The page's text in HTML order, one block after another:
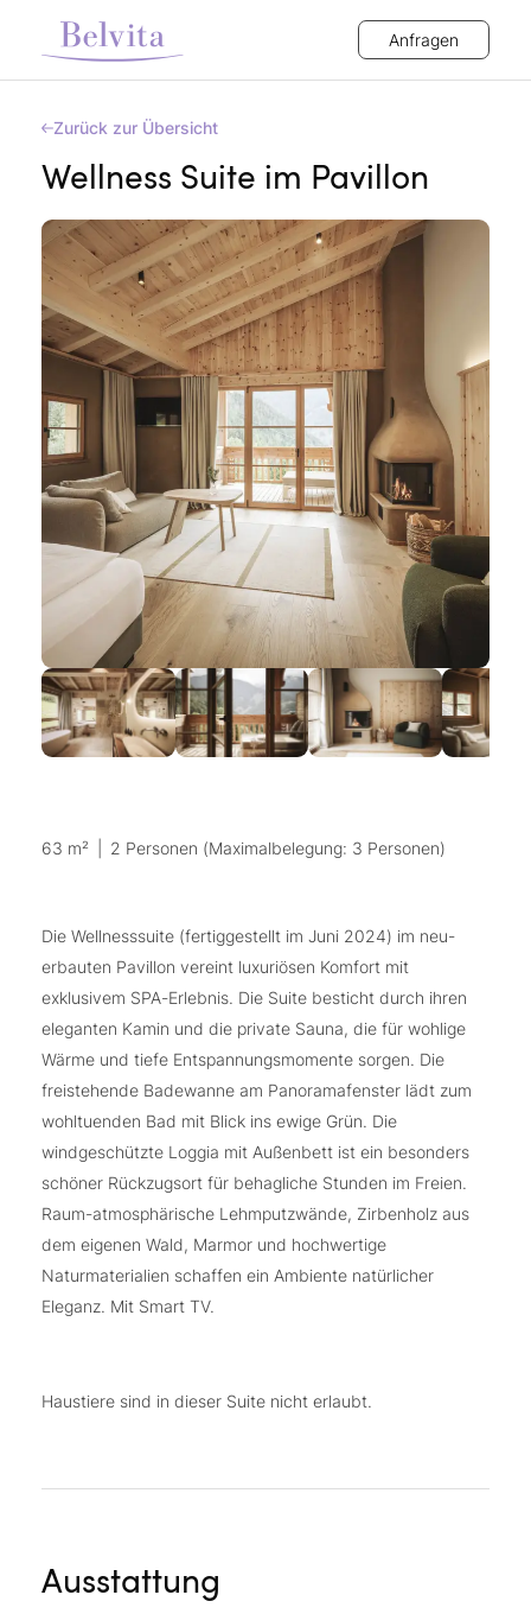
Anfragen
Zurück zur Übersicht
Wellness Suite im Pavillon
63 m² 2 Personen (Maximalbelegung: 3 Personen)
Die Wellnesssuite (fertiggestellt im Juni 2024) im neu-
erbauten Pavillon vereint luxuriösen Komfort mit
exklusivem SPA-Erlebnis. Die Suite besticht durch ihren
eleganten Kamin und die private Sauna, die für wohlige
Wärme und tiefe Entspannungsmomente sorgen. Die
freistehende Badewanne am Panoramafenster lädt zum
wohltuenden Bad mit Blick ins ewige Grün. Die
windgeschützte Loggia mit Außenbett ist ein besonders
schöner Rückzugsort für behagliche Stunden im Freien.
Raum-atmosphärische Lehmputzwände, Zirbenholz aus
dem eigenen Wald, Marmor und hochwertige
Naturmaterialien schaffen ein Ambiente natürlicher
Eleganz. Mit Smart TV.
Haustiere sind in dieser Suite nicht erlaubt.
Ausstattung